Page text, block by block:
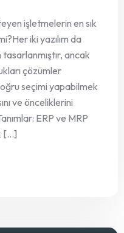
işletmelerin en sık
iki yazılım da
ancak
çözümler
seçimi yapabilmek
ve önceliklerini
ERP ve MRP
[...]